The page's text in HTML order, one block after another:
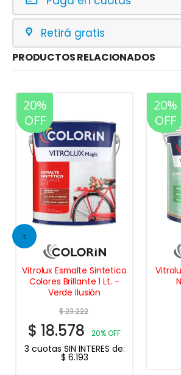
Retirá gratis
PRODUCTOS RELACIONADOS
20%
OFF
Vitrolux Esmalte Sintetico
Colores Brillante 1 Lt. –
Verde Ilusión
$23.222
$ 18.578 20% OFF
3 cuotas SIN INTERES de:
$ 6.193
20%
OFF